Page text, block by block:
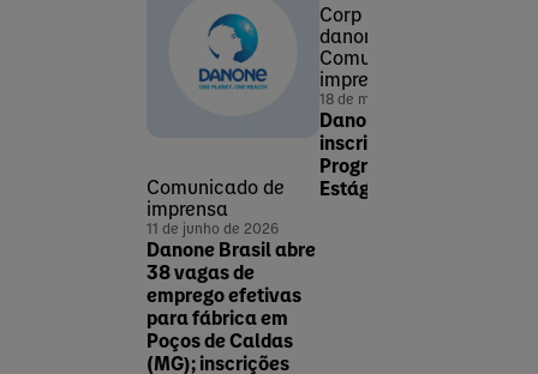
Comunicado de
imprensa
11 de junho de 2026
Danone Brasil abre
38 vagas de
emprego efetivas
para fábrica em
Poços de Caldas
(MG); inscrições
Corp
danone-renew
Comunicado de
imprensa
18 de maio de 2026
Danone Brasil abre
inscrições para o
Programa de
Estágio 2026